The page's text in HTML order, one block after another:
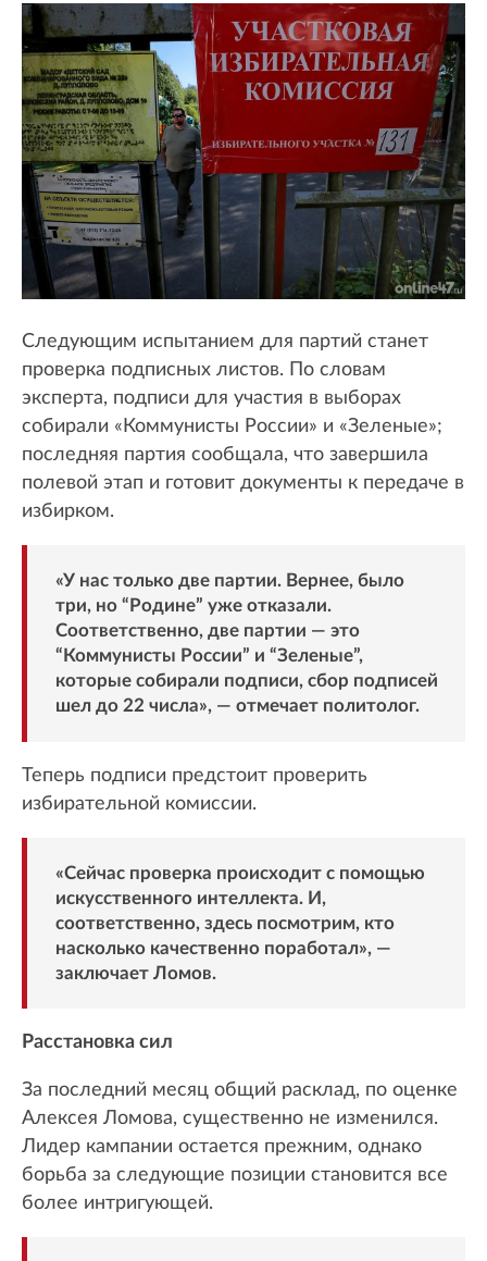
Следующим испытанием для партий станет
проверка подписных листов. По словам
эксперта, подписи для участия в выборах
собирали «Коммунисты России» и «Зеленые»;
последняя партия сообщала, что завершила
полевой этап и готовит документы к передаче в
избирком.
«У нас только две партии. Вернее, было
три, но “Родине” уже отказали.
Соответственно, две партии — это
“Коммунисты России” и “Зеленые”,
которые собирали подписи, сбор подписей
шел до 22 числа», — отмечает политолог.
Теперь подписи предстоит проверить
избирательной комиссии.
«Сейчас проверка происходит с помощью
искусственного интеллекта. И,
соответственно, здесь посмотрим, кто
насколько качественно поработал», —
заключает Ломов.
Расстановка сил
За последний месяц общий расклад, по оценке
Алексея Ломова, существенно не изменился.
Лидер кампании остается прежним, однако
борьба за следующие позиции становится все
более интригующей.